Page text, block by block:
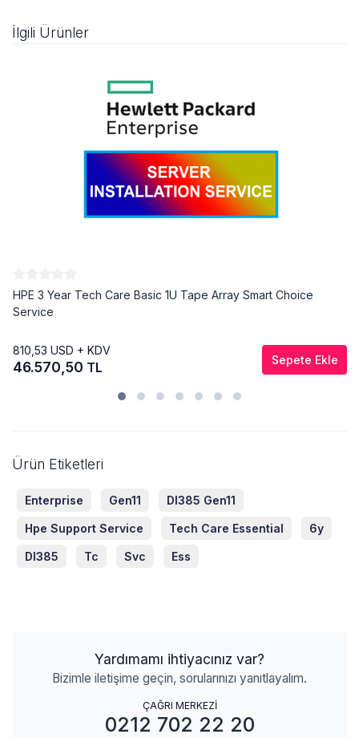
İlgili Ürünler
HPE 3 Year Tech Care Basic 1U Tape Array Smart Choice
Service
810,53 USD + KDV
46.570,50 TL Sepete Ekle
Ürün Etiketleri
Enterprise Gen11 Dl385 Gen11
Hpe Support Service Tech Care Essential 6y
Dl385 Tc Svc Ess
Yardımamı ihtiyacınız var?
Bizimle iletişime geçin, sorularınızı yanıtlayalım.
ÇAĞRI MERKEZİ
0212 702 22 20